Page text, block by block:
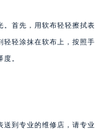
。首先，用软布轻轻擦拭表
轻轻涂抹在软布上，按照手
。
送到专业的维修店，请专业